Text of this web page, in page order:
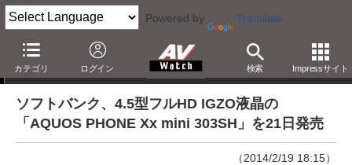
Powered by Translate
カテゴリ ログイン 検索 Impressサイト
ニュース
ソフトバンク、4.5型フルHD IGZO液晶の
「AQUOS PHONE Xx mini 303SH」を21日発売
（2014/2/19 18:15）